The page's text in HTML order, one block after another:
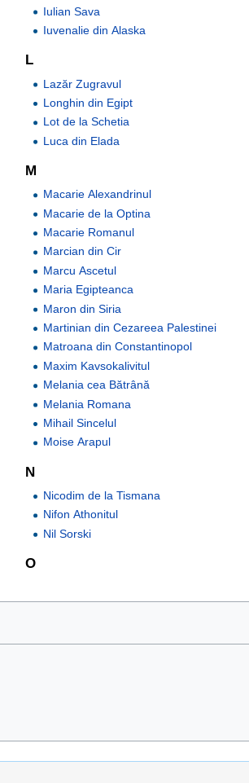
Iulian Sava
Iuvenalie din Alaska
L
Lazăr Zugravul
Longhin din Egipt
Lot de la Schetia
Luca din Elada
M
Macarie Alexandrinul
Macarie de la Optina
Macarie Romanul
Marcian din Cir
Marcu Ascetul
Maria Egipteanca
Maron din Siria
Martinian din Cezareea Palestinei
Matroana din Constantinopol
Maxim Kavsokalivitul
Melania cea Bătrână
Melania Romana
Mihail Sincelul
Moise Arapul
N
Nicodim de la Tismana
Nifon Athonitul
Nil Sorski
O